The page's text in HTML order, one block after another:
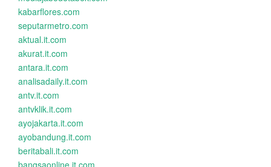
kabarflores.com
seputarmetro.com
aktual.it.com
akurat.it.com
antara.it.com
analisadaily.it.com
antv.it.com
antvklik.it.com
ayojakarta.it.com
ayobandung.it.com
beritabali.it.com
bangsaonline.it.com